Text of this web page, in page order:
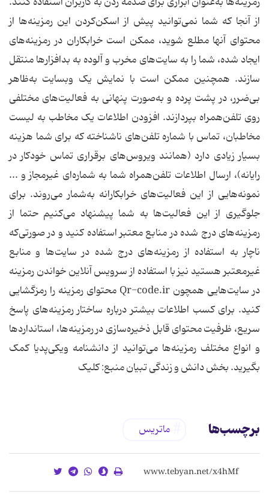
از آنجا که شما نمی‌توانید پیش از اسکن‌کردن ‌این رمزینه‌ها از
محتوای آنها مطلع شوید، ممکن است خرابکاران در رمزینه‌های
ایجاد شده، شما را به سایت‌های مخرب و آلوده به بدافزارها منتقل
سازند. همچنین ممکن است با نمایش یک وبسایت به‌ظاهر
بی‌ضرر، در پشت پرده و به‌صورت پنهانی به فعالیت‌های مختلفی
روی تلفن‌همراه بپردازند. افزودن اطلاعات یک مخاطب به لیست
مخاطبان، تماس با شماره تلفن‌های ناشناخته که برای شما هزینه
بسیار زیادی دارد (همانند ویروس‌های برقراری تماس خودکار در
رایانه)، ارسال اطلاعات تلفن‌همراه شما به شماره‌ای غیرمجاز و ...
نمونه‌هایی از این فعالیت‌های خرابکارانه به‌شمار می‌روند. برای
جلوگیری از این فعالیت‌ها به شما پیشنهاد می‌کنیم حتما از
رمزینه‌های درج شده در منابع معتبر استفاده کنید و در صورتی‌که
ناچار به استفاده از رمزینه‌های درج شده در سایت‌ها و منابع
غیرمعتبر هستید نیز با استفاده از سرویس آنلاین خواندن رمزینه
در سایت‌هایی همچون Qr-code.ir محتوای رمزینه را رمزگشایی
کنید. برای کسب اطلاعات بیشتر درباره ساختار رمزینه‌های پاسخ
سریع، ظرفیت محتوای قابل ذخیره‌سازی در رمزینه‌ها، استانداردها
و انواع مختلف رمزینه‌ها می‌توانید از دانشنامه ویکی‌پدیا کمک
بگیرید. بخش دانش و زندگی تبیان منبع: کلیک
برچسب‌ها ماتریس